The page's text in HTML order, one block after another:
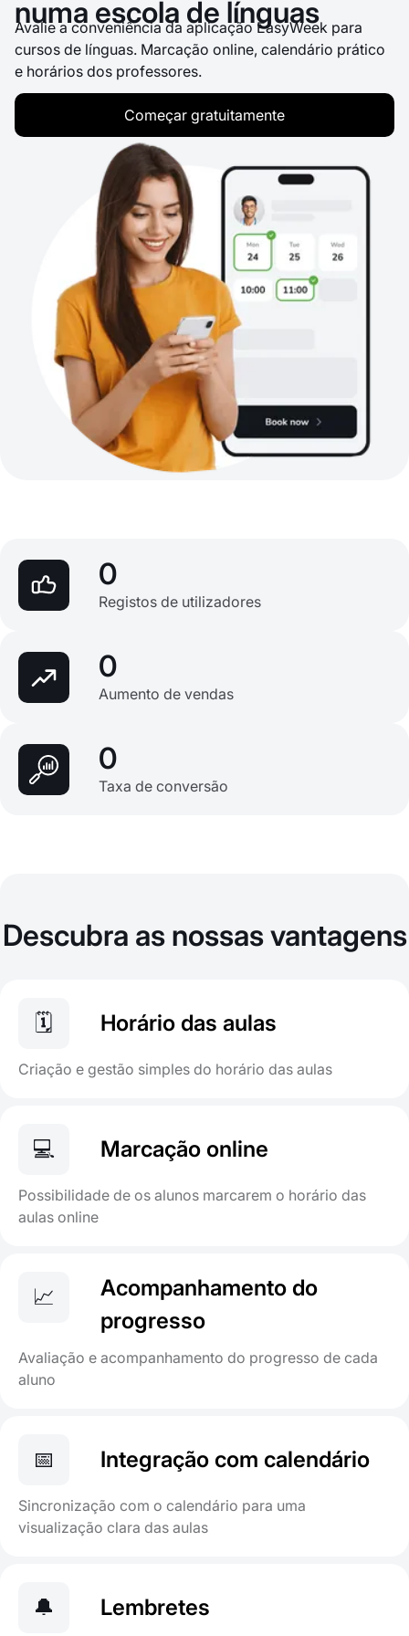
numa escola de línguas
Avalie a conveniência da aplicação EasyWeek para
cursos de línguas. Marcação online, calendário prático
e horários dos professores.
Começar gratuitamente
0
Registos de utilizadores
0
Aumento de vendas
0
Taxa de conversão
Descubra as nossas vantagens
🗓️ Horário das aulas
Criação e gestão simples do horário das aulas
💻 Marcação online
Possibilidade de os alunos marcarem o horário das
aulas online
📈
Acompanhamento do
progresso
Avaliação e acompanhamento do progresso de cada
aluno
📅 Integração com calendário
Sincronização com o calendário para uma
visualização clara das aulas
🔔 Lembretes